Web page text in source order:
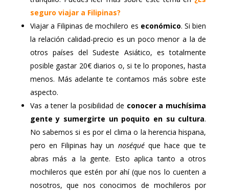
seguro viajar a Filipinas?
Viajar a Filipinas de mochilero es económico. Si bien
la relación calidad-precio es un poco menor a la de
otros países del Sudeste Asiático, es totalmente
posible gastar 20€ diarios o, si te lo propones, hasta
menos. Más adelante te contamos más sobre este
aspecto.
Vas a tener la posibilidad de conocer a muchísima
gente y sumergirte un poquito en su cultura.
No sabemos si es por el clima o la herencia hispana,
pero en Filipinas hay un noséquéque hace que te
abras más a la gente. Esto aplica tanto a otros
mochileros que estén por ahí (que nos lo cuenten a
nosotros, que nos conocimos de mochileros por